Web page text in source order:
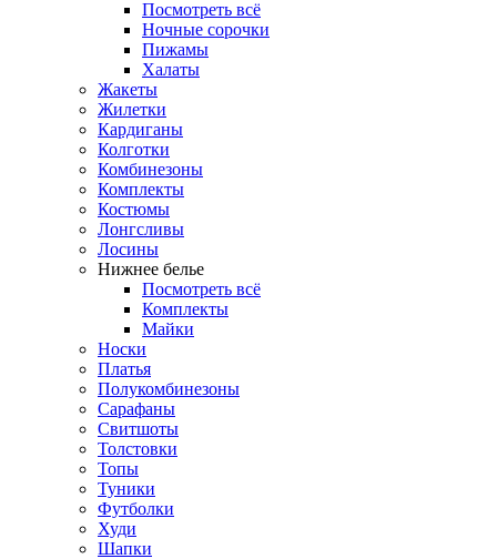
Посмотреть всё
Ночные сорочки
Пижамы
Халаты
Жакеты
Жилетки
Кардиганы
Колготки
Комбинезоны
Комплекты
Костюмы
Лонгсливы
Лосины
Нижнее белье
Посмотреть всё
Комплекты
Майки
Носки
Платья
Полукомбинезоны
Сарафаны
Свитшоты
Толстовки
Топы
Туники
Футболки
Худи
Шапки